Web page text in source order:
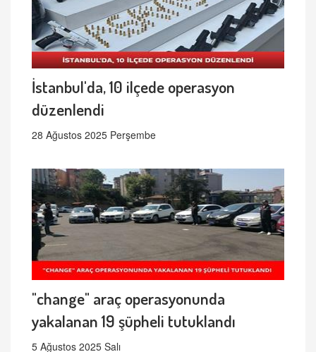
İstanbul'da, 10 ilçede operasyon
düzenlendi
28 Ağustos 2025 Perşembe
"change" araç operasyonunda
yakalanan 19 şüpheli tutuklandı
5 Ağustos 2025 Salı